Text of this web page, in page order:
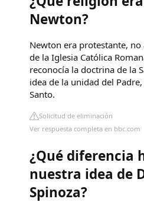
Newton?
Newton era protestante,
de la Iglesia Católica
reconocía la doctrina de la
idea de la unidad del
Santo.
Solicitud de eliminación
Ver respuesta completa en bbc.com
¿Qué diferencia
nuestra idea de
Spinoza?